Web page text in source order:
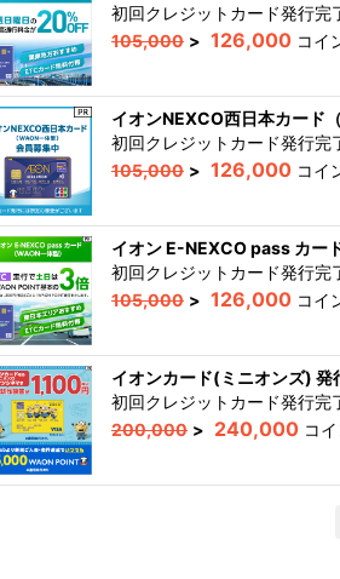
初回クレジットカード発行完
105,000 > 126,000 コイ
イオンNEXCO西日本カード
初回クレジットカード発行完
105,000 > 126,000 コイ
イオン E-NEXCO pass カー
初回クレジットカード発行完
105,000 > 126,000 コイ
イオンカード(ミニオンズ) 発
初回クレジットカード発行完
200,000 > 240,000 コ